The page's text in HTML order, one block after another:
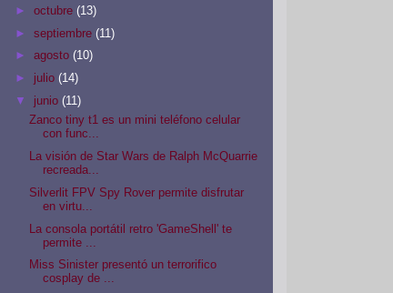
► octubre (13)
► septiembre (11)
► agosto (10)
► julio (14)
▼ junio (11)
Zanco tiny t1 es un mini teléfono celular
con func...
La visión de Star Wars de Ralph McQuarrie
recreada...
Silverlit FPV Spy Rover permite disfrutar
en virtu...
La consola portátil retro 'GameShell' te
permite ...
Miss Sinister presentó un terrorifico
cosplay de ...